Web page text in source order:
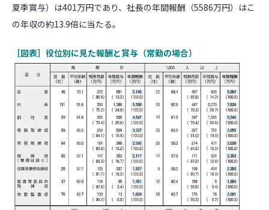
夏季賞与）は401万円であり、社長の年間報酬（5586万円）はこ
の年収の約13.9倍に当たる。
［図表］役位別に見た報酬と賞与（常勤の場合）